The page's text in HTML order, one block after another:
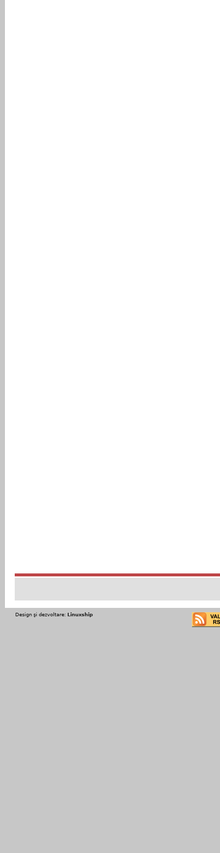
Design şi dezvoltare: Linuxship